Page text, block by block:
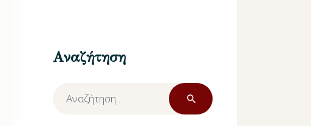
Αναζήτηση
Αναζήτηση
για: